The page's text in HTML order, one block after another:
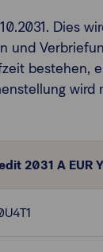
Dies
und
bestehen,
2031 A EUR